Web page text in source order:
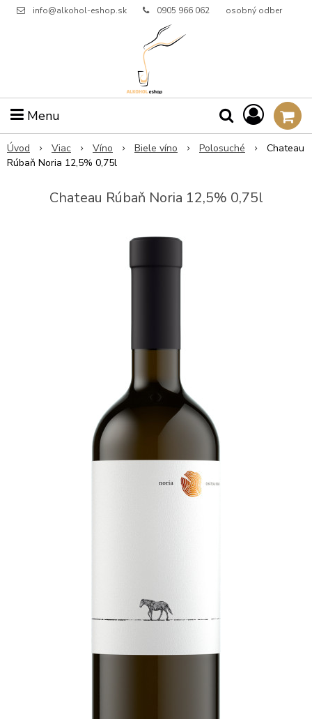
info@alkohol-eshop.sk 0905 966 062 osobný odber
Menu
Úvod Viac Víno Biele víno Polosuché
Chateau
Rúbaň Noria 12,5% 0,75l
Chateau Rúbaň Noria 12,5% 0,75l